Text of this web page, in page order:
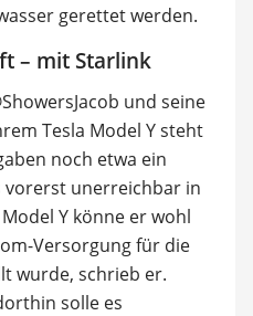
gerettet werden.
– mit Starlink
und seine
Tesla Model Y steht
noch etwa ein
vorerst unerreichbar in
Y könne er wohl
Versorgung für die
wurde, schrieb er.
solle es